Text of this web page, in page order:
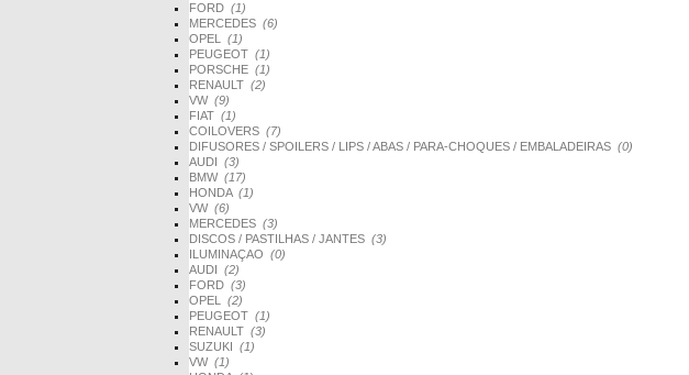
FORD (1)
MERCEDES (6)
OPEL (1)
PEUGEOT (1)
PORSCHE (1)
RENAULT (2)
VW (9)
FIAT (1)
COILOVERS (7)
DIFUSORES / SPOILERS / LIPS / ABAS / PARA-CHOQUES / EMBALADEIRAS (0)
AUDI (3)
BMW (17)
HONDA (1)
VW (6)
MERCEDES (3)
DISCOS / PASTILHAS / JANTES (3)
ILUMINAÇAO (0)
AUDI (2)
FORD (3)
OPEL (2)
PEUGEOT (1)
RENAULT (3)
SUZUKI (1)
VW (1)